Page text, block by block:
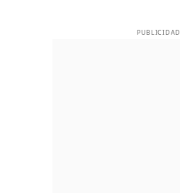
PUBLICIDAD